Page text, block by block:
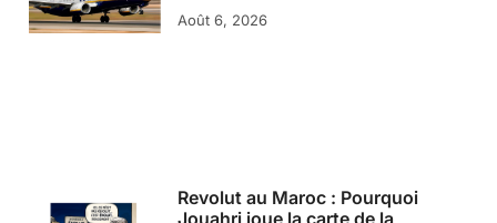
Août 6, 2026
Revolut au Maroc : Pourquoi